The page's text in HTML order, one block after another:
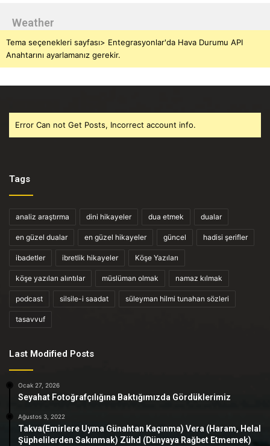
Weather
Tema seçenekleri sayfası> Entegrasyonlar'da Hava Durumu API
Anahtarını ayarlamanız gerekir.
Error Can not Get Posts, Incorrect account info.
Tags
analiz araştırma dini hikayeler dua etmek dualar
en güzel dualar en güzel hikayeler güncel hadisi şerifler
ibadetler ibretlik hikayeler Köşe Yazıları
köşe yazıları alıntılar müslüman olmak namaz kılmak
podcast silsile-i saadat süleyman hilmi tunahan sözleri
tasavvuf
Last Modified Posts
Ocak 27, 2026
Seyahat Fotoğrafçılığına Baktığımızda Gördüklerimiz
Ağustos 3, 2022
Takva(Emirlere Uyma Günahtan Kaçınma) Vera (Haram, Helal
Şüphelilerden Sakınmak) Zühd (Dünyaya Rağbet Etmemek)